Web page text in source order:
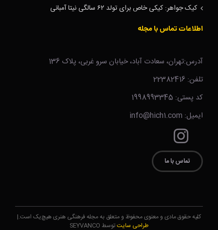
کیک جواهر: کیکی خاص برای تولد ۶۲ سالگی نیتا آمبانی
اطلاعات تماس با مجله
آدرس:تهران، سعادت آباد، خیابان سرو غربی، پلاک 136
تلفن: 22382416
کد پستی: 1998993345
ایمیل: info@hich1.com
تماس با ما
کلیه حقوق مادی و معنوی محفوظ و متعلق به مجله فرهنگی هنری هیچ‌یک است.|
طراحی سایتتوسط SEYVANCO